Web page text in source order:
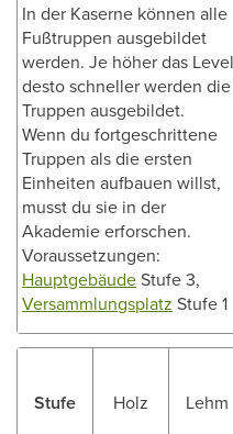
In der Kaserne können alle
Fußtruppen ausgebildet
werden. Je höher das
desto schneller werden die
Truppen ausgebildet.
Wenn du fortgeschrittene
Truppen als die ersten
Einheiten aufbauen willst,
musst du sie in der
Akademie erforschen.
Voraussetzungen:
HauptgebäudeStufe 3,
Versammlungsplatz Stufe 1
Stufe Holz Lehm